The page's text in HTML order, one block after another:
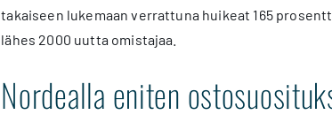
takaiseen lukemaan verrattuna huikeat 165
lähes 2000 uutta omistajaa.
Nordealla eniten